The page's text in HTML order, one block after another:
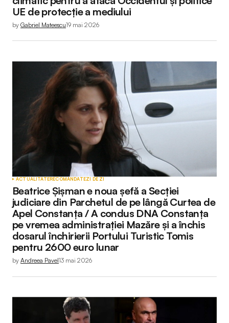
UE de protecție a mediului
by Gabriel Mateescu19 mai 2026
ACTUALITATERECOMANDATEZI DE ZI
Beatrice Șișman e noua șefă a Secției
judiciare din Parchetul de pe lângă Curtea de
Apel Constanța / A condus DNA Constanța
pe vremea administrației Mazăre și a închis
dosarul închirierii Portului Turistic Tomis
pentru 2600 euro lunar
by Andreea Pavel13 mai 2026